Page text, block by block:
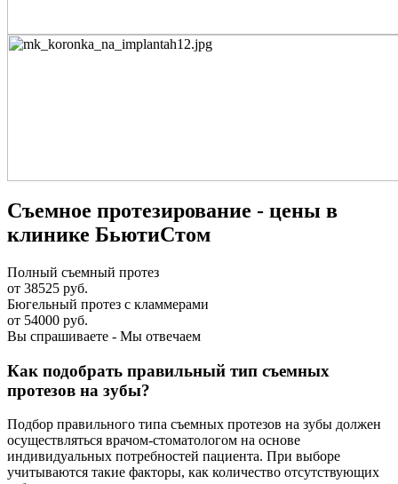
Съемное протезирование - цены в
клинике БьютиСтом
Полный съемный протез
от 38525 руб.
Бюгельный протез с кламмерами
от 54000 руб.
Вы спрашиваете - Мы отвечаем
Как подобрать правильный тип съемных
протезов на зубы?
Подбор правильного типа съемных протезов на зубы должен
осуществляться врачом-стоматологом на основе
индивидуальных потребностей пациента. При выборе
учитываются такие факторы, как количество отсутствующих